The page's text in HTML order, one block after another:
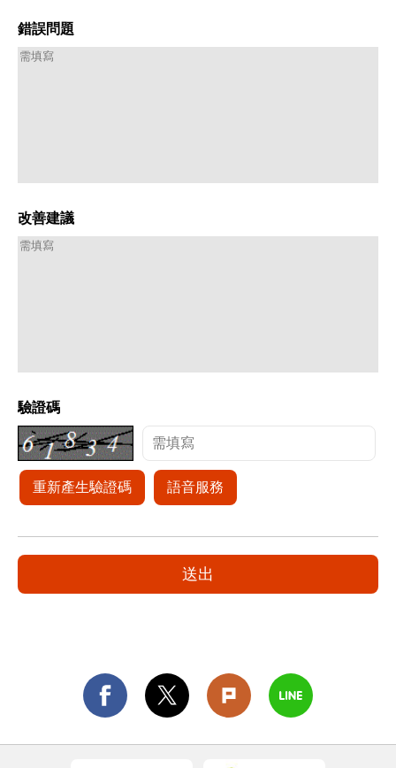
錯誤問題
改善建議
驗證碼
重新產生驗證碼 語音服務